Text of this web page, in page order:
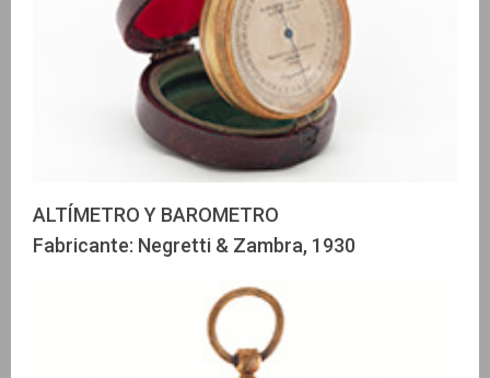
ALTÍMETRO Y BAROMETRO
Fabricante: Negretti & Zambra, 1930